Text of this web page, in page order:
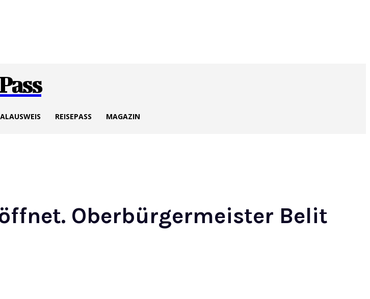
REISEPASS MAGAZIN
Oberbürgermeister Belit